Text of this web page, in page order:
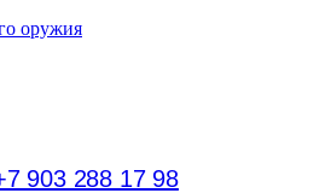
903 288 17 98